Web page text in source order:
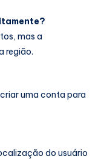
mas a
região.
uma conta para
do usuário